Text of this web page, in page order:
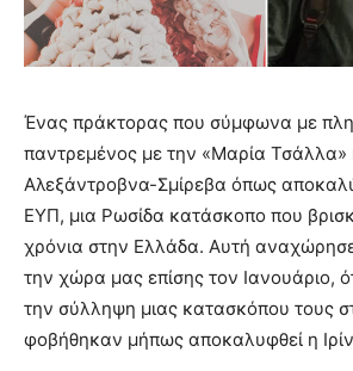
Ένας πράκτορας που σύμφωνα με
παντρεμένος με την «Μαρία Τσάλλα»
Αλεξάντροβνα-Σμίρεβα όπως
ΕΥΠ, μια Ρωσίδα κατάσκοπο που
χρόνια στην Ελλάδα. Αυτή
την χώρα μας επίσης τον Ιανουάριο,
την σύλληψη μιας κατασκόπου τους
φοβήθηκαν μήπως αποκαλυφθεί η